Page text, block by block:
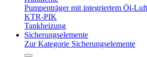
Pumpenträger mit integriertem Öl-
KTR-PIK
Tankheizung
Sicherungselemente
Zur Kategorie Sicherungselemente